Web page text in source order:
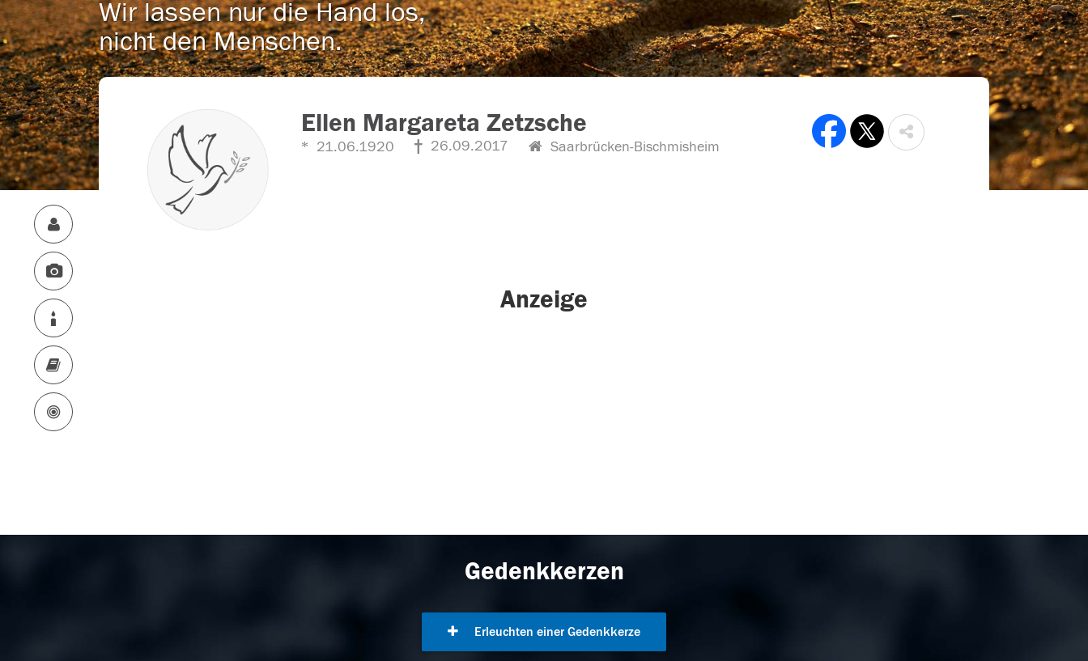
Wir lassen nur die Hand los,
nicht den Menschen.
Ellen Margareta Zetzsche
21.06.1920 26.09.2017 Saarbrücken-Bischmisheim
Anzeige
Gedenkkerzen
Erleuchten einer Gedenkkerze